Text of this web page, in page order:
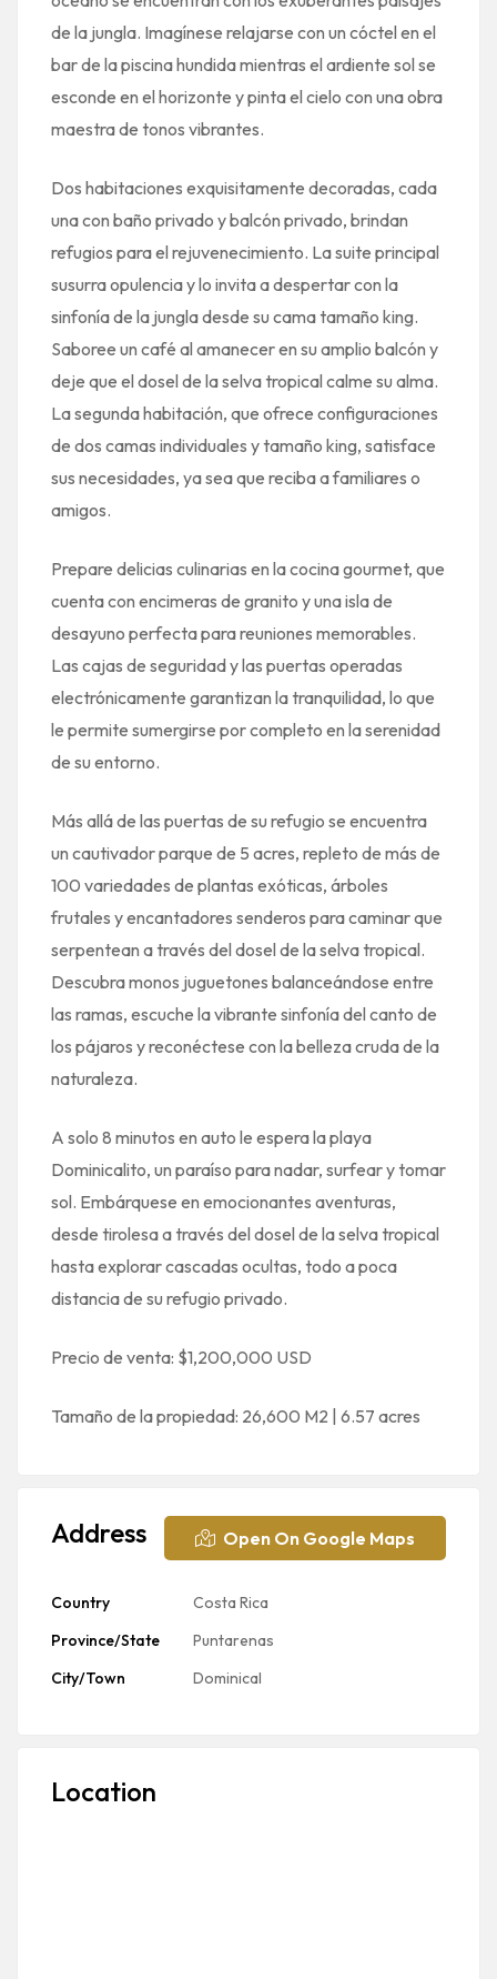
de la jungla. Imagínese relajarse con un cóctel en el
bar de la piscina hundida mientras el ardiente sol se
esconde en el horizonte y pinta el cielo con una obra
maestra de tonos vibrantes.
Dos habitaciones exquisitamente decoradas, cada
una con baño privado y balcón privado, brindan
refugios para el rejuvenecimiento. La suite principal
susurra opulencia y lo invita a despertar con la
sinfonía de la jungla desde su cama tamaño king.
Saboree un café al amanecer en su amplio balcón y
deje que el dosel de la selva tropical calme su alma.
La segunda habitación, que ofrece configuraciones
de dos camas individuales y tamaño king, satisface
sus necesidades, ya sea que reciba a familiares o
amigos.
Prepare delicias culinarias en la cocina gourmet, que
cuenta con encimeras de granito y una isla de
desayuno perfecta para reuniones memorables.
Las cajas de seguridad y las puertas operadas
electrónicamente garantizan la tranquilidad, lo que
le permite sumergirse por completo en la serenidad
de su entorno.
Más allá de las puertas de su refugio se encuentra
un cautivador parque de 5 acres, repleto de más de
100 variedades de plantas exóticas, árboles
frutales y encantadores senderos para caminar que
serpentean a través del dosel de la selva tropical.
Descubra monos juguetones balanceándose entre
las ramas, escuche la vibrante sinfonía del canto de
los pájaros y reconéctese con la belleza cruda de la
naturaleza.
A solo 8 minutos en auto le espera la playa
Dominicalito, un paraíso para nadar, surfear y tomar
sol. Embárquese en emocionantes aventuras,
desde tirolesa a través del dosel de la selva tropical
hasta explorar cascadas ocultas, todo a poca
distancia de su refugio privado.
Precio de venta: $1,200,000 USD
Tamaño de la propiedad: 26,600 M2 | 6.57 acres
Address Open On Google Maps
Country
Costa Rica
Province/State
Puntarenas
City/Town
Dominical
Location